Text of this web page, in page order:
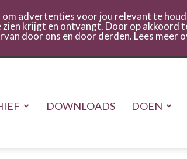
DOWNLOADS DOEN
advertenties voor jou relevant te
krijgt en ontvangt. Door op akkoord
door ons en door derden. Lees meer